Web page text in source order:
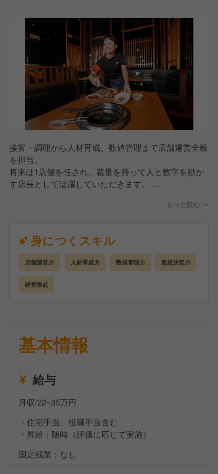
接客・調理から人材育成、数値管理まで店舗運営全般
を担当。
将来は1店舗を任され、裁量を持って人と数字を動か
す店長として活躍していただきます。
ホール・キッチン業務（接客・調理・オペレーション
アルバイト・社員の育成、チームづくり
シフト作成、人員配置、人件費コントロール
売上・原価・利益など数値管理
発注・在庫・衛生・品質管理
サービス改善・業務改善の企画と実行
決められた運営をこなすだけでなく、自分の色を出し
た店舗づくりに挑戦できる環境です。
合があります。
もっと読む
身につくスキル
店舗運営力 人財育成力 数値管理力 意思決定力
経営視点
基本情報
給与
月収/22~35万円
・住宅手当、役職手当含む
・昇給：随時（評価に応じて実施）
固定残業：なし